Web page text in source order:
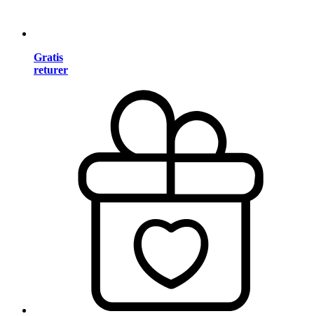
Gratis
returer